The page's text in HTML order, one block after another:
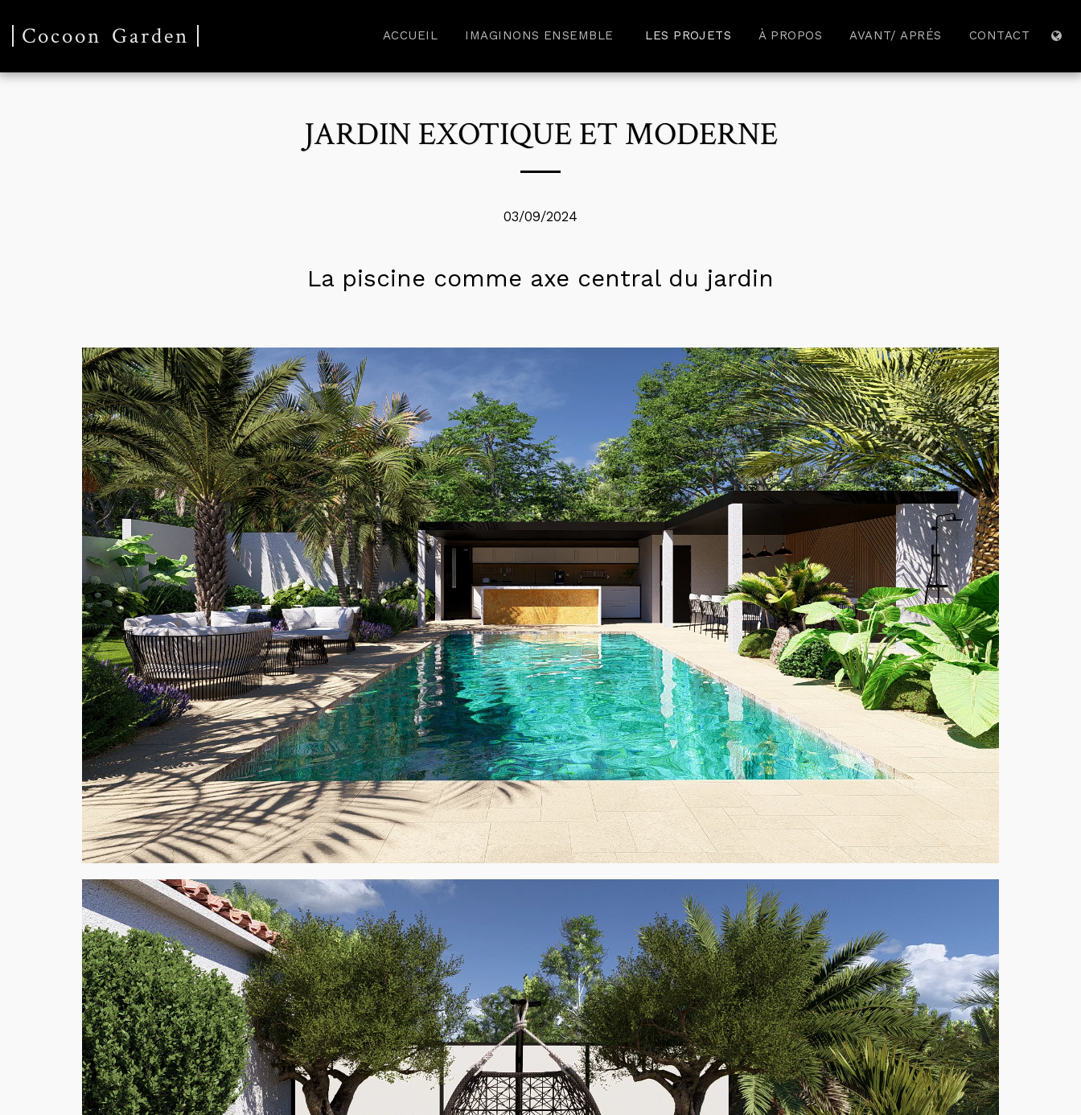
Cocoon Garden ACCUEIL IMAGINONS ENSEMBLE LES PROJETS À PROPOS AVANT/ APRÉS CONTACT
JARDIN EXOTIQUE ET MODERNE
03/09/2024
La piscine comme axe central du jardin